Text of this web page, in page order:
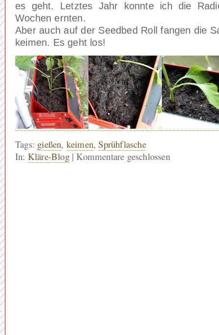
es geht. Letztes Jahr konnte ich die
Wochen ernten.
Aber auch auf der Seedbed Roll fangen die
keimen. Es geht los!
Tags: gießen, keimen,Sprühflasche
In: Kläre-Blog| Kommentare geschlossen